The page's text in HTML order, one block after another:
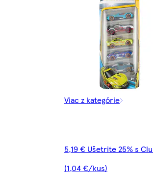
Viac z kategórie
5,19 € Ušetrite 25% s
(1,04 €/kus)